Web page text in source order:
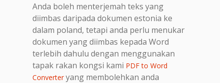
Anda boleh menterjemah teks yang
diimbas daripada dokumen estonia ke
dalam poland, tetapi anda perlu menukar
dokumen yang diimbas kepada Word
terlebih dahulu dengan menggunakan
tapak rakan kongsi kami PDF to Word
Converteryang membolehkan anda